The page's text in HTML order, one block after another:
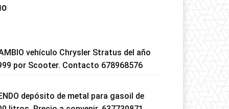
vehículo Chrysler Stratus del año
por Scooter. Contacto 678968576
depósito de metal para gasoil de